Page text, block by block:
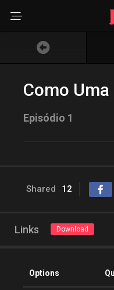
Como Uma
Episódio 1
Shared 12
Links Download
Options